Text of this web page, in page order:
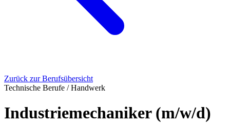
Zurück zur Berufsübersicht
Technische Berufe / Handwerk
Industriemechaniker (m/w/d)